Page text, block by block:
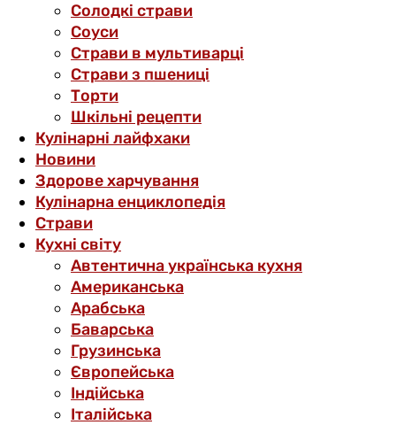
Солодкі страви
Соуси
Страви в мультиварці
Страви з пшениці
Торти
Шкільні рецепти
Кулінарні лайфхаки
Новини
Здорове харчування
Кулінарна енциклопедія
Страви
Кухні світу
Автентична українська кухня
Американська
Арабська
Баварська
Грузинська
Європейська
Індійська
Італійська